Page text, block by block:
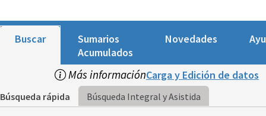
Buscar
Sumarios
Acumulados
Novedades
Más informaciónCarga y Edición de datos
Búsqueda rápida Búsqueda Integral y Asistida